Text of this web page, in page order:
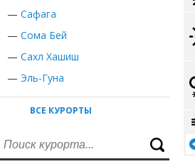
— Сафага
— Сома Бей
— Сахл Хашиш
— Эль-Гуна
ВСЕ КУРОРТЫ